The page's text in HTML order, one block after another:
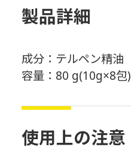
製品詳細
成分：テルペン精油
容量：80 g(10g×8包)
使用上の注意